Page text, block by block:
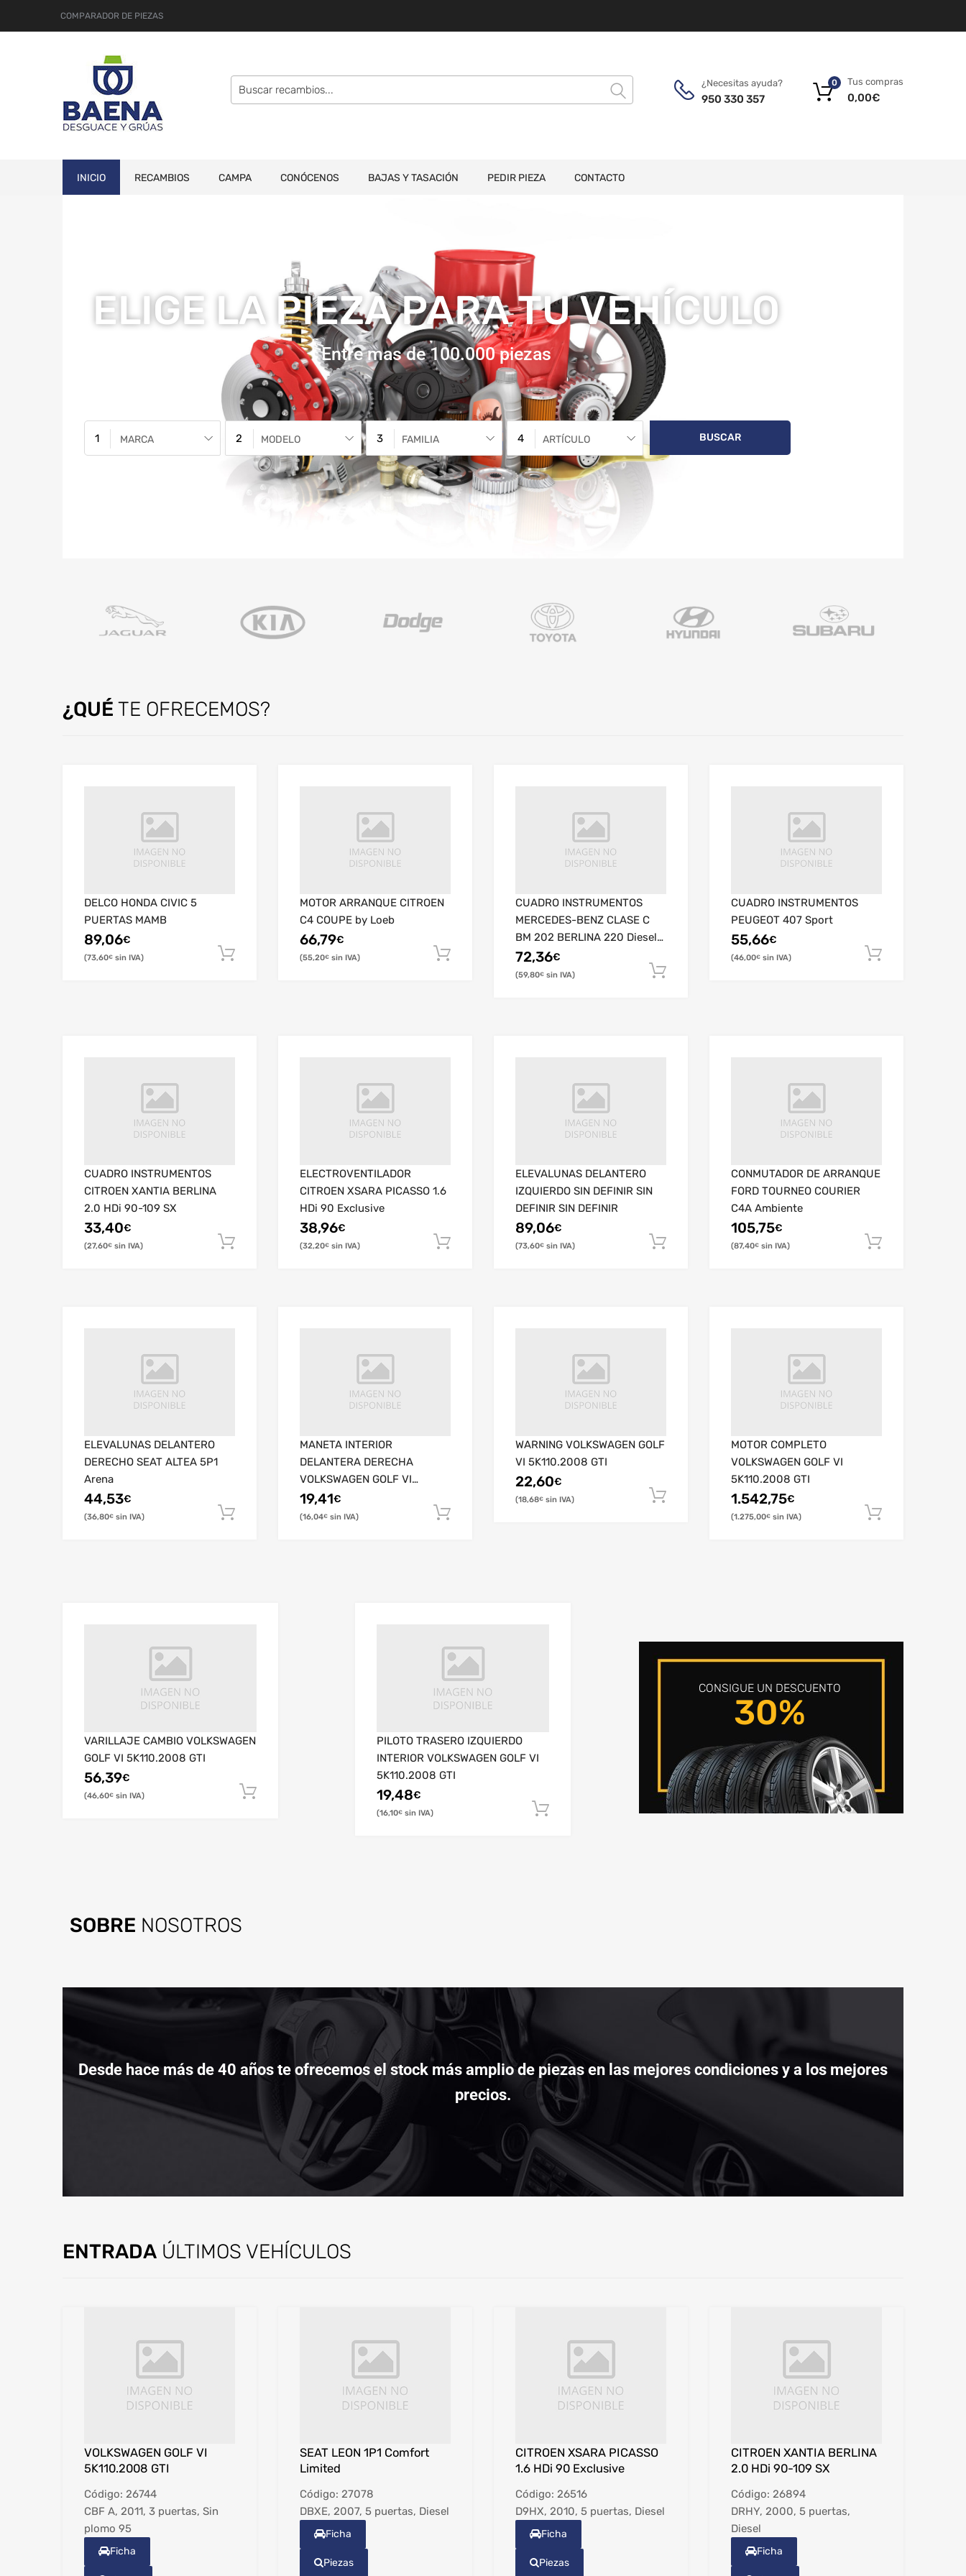
COMPARADOR DE PIEZAS
¿Necesitas ayuda?
950 330 357
Tus compras
0,00€
0
INICIO RECAMBIOS CAMPA CONÓCENOS BAJAS Y TASACIÓN PEDIR PIEZA CONTACTO
ELIGE LA PIEZA PARA TU VEHÍCULO
Entre mas de 100.000 piezas
MARCA MODELO FAMILIA ARTÍCULO
¿QUÉ TE OFRECEMOS?
DELCO HONDA CIVIC 5
PUERTAS MAMB
89,06€
73,60€
MOTOR ARRANQUE CITROEN
C4 COUPE by Loeb
66,79€
55,20€
CUADRO INSTRUMENTOS
MERCEDES-BENZ CLASE C
BM 202 BERLINA 220 Diesel
(202.121)
72,36€
59,80€
CUADRO INSTRUMENTOS
PEUGEOT 407 Sport
55,66€
46,00€
CUADRO INSTRUMENTOS
CITROEN XANTIA BERLINA
2.0 HDi 90-109 SX
33,40€
27,60€
ELECTROVENTILADOR
CITROEN XSARA PICASSO 1.6
HDi 90 Exclusive
38,96€
32,20€
ELEVALUNAS DELANTERO
IZQUIERDO SIN DEFINIR SIN
DEFINIR SIN DEFINIR
89,06€
73,60€
CONMUTADOR DE ARRANQUE
FORD TOURNEO COURIER
C4A Ambiente
105,75€
87,40€
ELEVALUNAS DELANTERO
DERECHO SEAT ALTEA 5P1
Arena
44,53€
36,80€
MANETA INTERIOR
DELANTERA DERECHA
VOLKSWAGEN GOLF VI
5K110.2008 GTI
19,41€
16,04€
WARNING VOLKSWAGEN GOLF
VI 5K110.2008 GTI
22,60€
18,68€
MOTOR COMPLETO
VOLKSWAGEN GOLF VI
5K110.2008 GTI
1.542,75€
1.275,00€
VARILLAJE CAMBIO VOLKSWAGEN
GOLF VI 5K110.2008 GTI
56,39€
46,60€
PILOTO TRASERO IZQUIERDO
INTERIOR VOLKSWAGEN GOLF VI
5K110.2008 GTI
19,48€
16,10€
CONSIGUE UN DESCUENTO
30%
SOBRE NOSOTROS
Desde hace más de 40 años te ofrecemos el stock más amplio de piezas en las mejores condiciones y a los mejores
precios.
ENTRADA ÚLTIMOS VEHÍCULOS
VOLKSWAGEN GOLF VI
5K110.2008 GTI
Código: 26744
CBF A, 2011, 3 puertas, Sin
plomo 95
Ficha
SEAT LEON 1P1 Comfort
Limited
Código: 27078
DBXE, 2007, 5 puertas, Diesel
Ficha
Piezas
CITROEN XSARA PICASSO
1.6 HDi 90 Exclusive
Código: 26516
D9HX, 2010, 5 puertas, Diesel
Ficha
Piezas
CITROEN XANTIA BERLINA
2.0 HDi 90-109 SX
Código: 26894
DRHY, 2000, 5 puertas,
Diesel
Ficha